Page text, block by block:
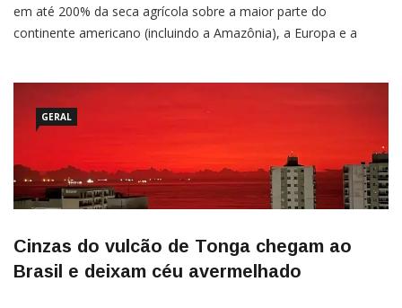
em até 200% da seca agrícola sobre a maior parte do
continente americano (incluindo a Amazônia), a Europa e a
GERAL
Cinzas do vulcão de Tonga chegam ao
Brasil e deixam céu avermelhado